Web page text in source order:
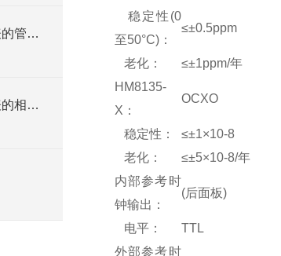
HM8112-3台式数字万用表的管理与使用意义
HM8112-3台式数字万用表的相关杂谈
稳定性(0
至50°C)：
≤±0.5ppm
老化：
≤±1ppm/年
HM8135-
X：
OCXO
稳定性：
≤±1×10-8
老化：
≤±5×10-8/年
内部参考时
钟输出：
(后面板)
电平：
TTL
外部参考时